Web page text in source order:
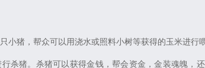
猪，帮众可以用浇水或照料小树等获得的玉米进行喂
猪。杀猪可以获得金钱，帮会资金，金装魂魄，